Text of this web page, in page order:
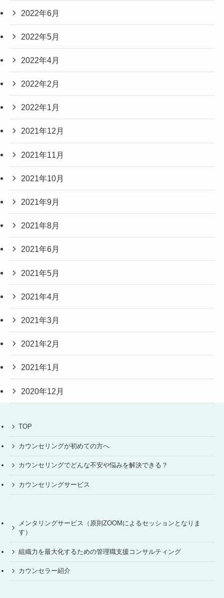
2022年6月
2022年5月
2022年4月
2022年2月
2022年1月
2021年12月
2021年11月
2021年10月
2021年9月
2021年8月
2021年6月
2021年5月
2021年4月
2021年3月
2021年2月
2021年1月
2020年12月
TOP
カウンセリングが初めての方へ
カウンセリングでどんな不安や悩みを解決できる？
カウンセリングサービス
メンタリングサービス（原則ZOOMによるセッションとなりま
す）
組織力を最大化するための管理職支援コンサルティング
カウンセラー紹介